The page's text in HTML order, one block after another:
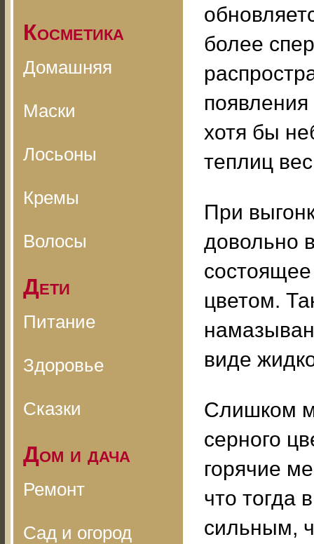
Косметика
Домашняя
Маски
Лосьоны
Кремы
Волосы
Дети
Питание
Здоровье
Сказки
Дом и дача
Ремонт
Сад и огород
более
хотя бы
теплиц
При
довольно
цветом.
виде
Слишком
серного
горячие
что тогда
сильным,